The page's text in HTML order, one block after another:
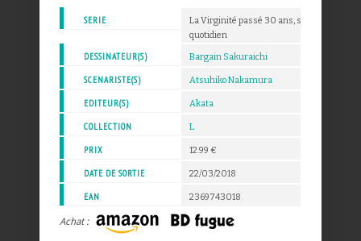
SERIE
La Virginité passé 30 ans, souffrances et
quotidien
DESSINATEUR(S) Bargain Sakuraichi
SCENARISTE(S) Atsuhiko Nakamura
EDITEUR(S) Akata
COLLECTION L
PRIX 12.99 €
DATE DE SORTIE 22/03/2018
EAN 2369743018
Achat :